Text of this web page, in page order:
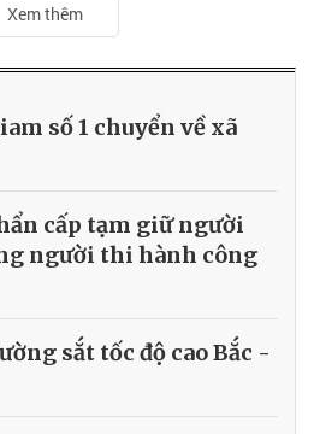
Xem thêm
số 1 chuyển về xã
cấp tạm giữ người
người thi hành công
sắt tốc độ cao Bắc -